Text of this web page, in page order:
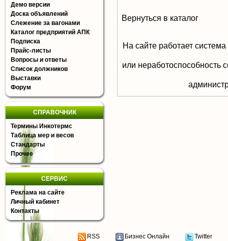
Демо версии
Доска объявлений
Слежение за вагонами
Каталог предприятий АПК
Подписка
Прайс-листы
Вопросы и ответы
Список должников
Выставки
Форум
СПРАВОЧНИК
Термины Инкотермс
Таблица мер и весов
Стандарты
Прочее
СЕРВИС
Реклама на сайте
Личный кабинет
Контакты
Вернуться в каталог
На сайте работает
или неработоспособность
RSS Бизнес Онлайн Twitter